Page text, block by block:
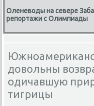
Оленеводы на севере
репортажи с Олимпиады
довольны
одичавшую
тигрицы